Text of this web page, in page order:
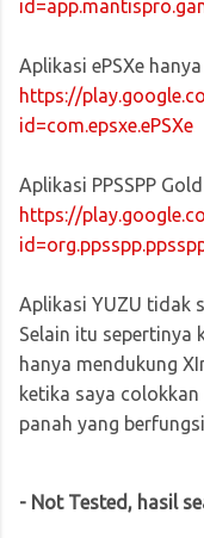
Aplikasi ePSXe
https://
id=com.epsxe.ePSXe
Aplikasi PPSSPP
https://
Aplikasi YUZU tidak
Selain itu sepertinya
hanya mendukung
ketika saya
panah yang
- Not Tested, hasil